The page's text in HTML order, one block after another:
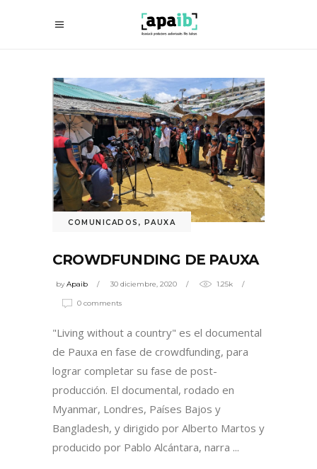
COMUNICADOS , PAUXA
CROWDFUNDING DE PAUXA
byApaib 30 diciembre, 2020 1.25k
0 comments
"Living without a country" es el documental
de Pauxa en fase de crowdfunding, para
lograr completar su fase de post-
producción. El documental, rodado en
Myanmar, Londres, Países Bajos y
Bangladesh, y dirigido por Alberto Martos y
producido por Pablo Alcántara, narra